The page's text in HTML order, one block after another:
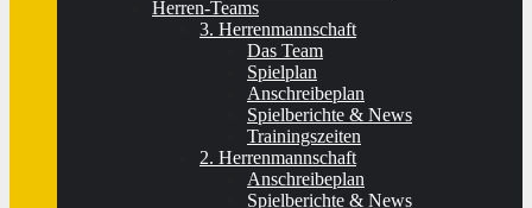
Herren-Teams
3. Herrenmannschaft
Das Team
Spielplan
Anschreibeplan
Spielberichte & News
Trainingszeiten
2. Herrenmannschaft
Anschreibeplan
Spielberichte & News